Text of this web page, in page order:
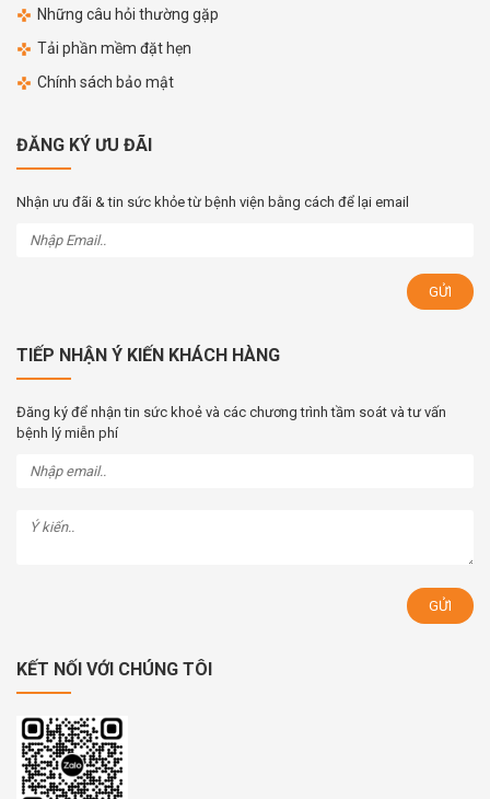
Những câu hỏi thường gặp
Tải phần mềm đặt hẹn
Chính sách bảo mật
ĐĂNG KÝ ƯU ĐÃI
Nhận ưu đãi & tin sức khỏe từ bệnh viện bằng cách để lại email
TIẾP NHẬN Ý KIẾN KHÁCH HÀNG
Đăng ký để nhận tin sức khoẻ và các chương trình tầm soát và tư vấn
bệnh lý miễn phí
KẾT NỐI VỚI CHÚNG TÔI